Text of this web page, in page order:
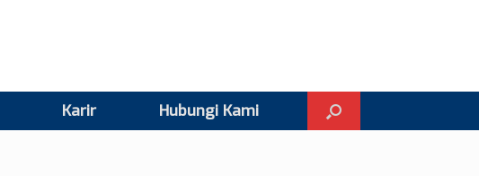
Karir Hubungi Kami